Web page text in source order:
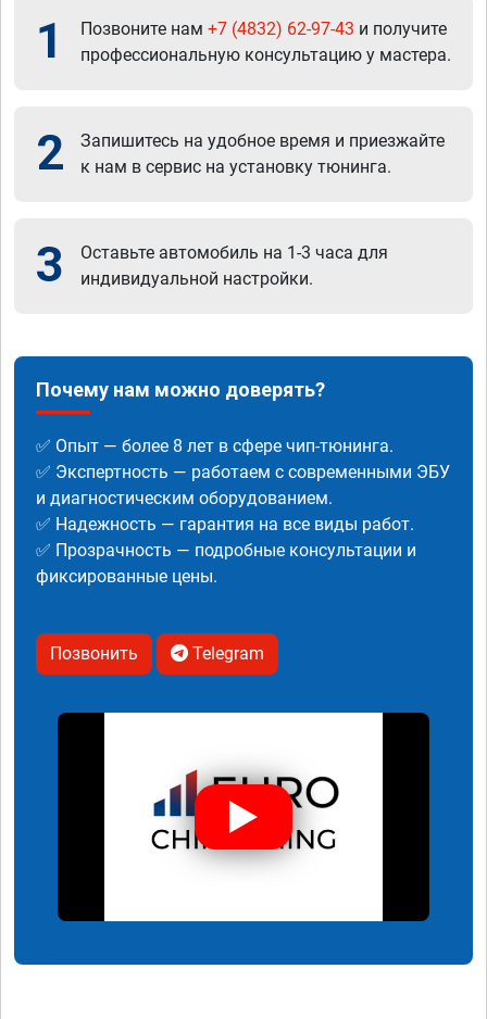
1 Позвоните нам +7 (4832) 62-97-43 и получите
профессиональную консультацию у мастера.
2
Запишитесь на удобное время и приезжайте
к нам в сервис на установку тюнинга.
3
Оставьте автомобиль на 1-3 часа для
индивидуальной настройки.
Почему нам можно доверять?
✅ Опыт — более 8 лет в сфере чип-тюнинга.
✅ Экспертность — работаем с современными ЭБУ
и диагностическим оборудованием.
✅ Надежность — гарантия на все виды работ.
✅ Прозрачность — подробные консультации и
фиксированные цены.
Позвонить Telegram